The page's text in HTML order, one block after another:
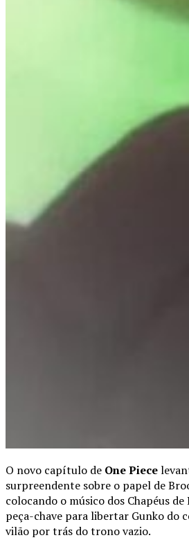
O novo capítulo de One Piece
surpreendente sobre o papel de
colocando o músico dos Chapéus
peça-chave para libertar Gunko do
vilão por trás do trono vazio.